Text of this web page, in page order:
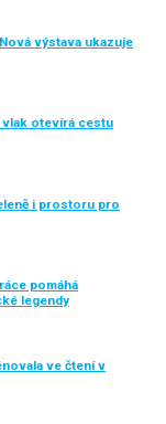
výstava ukazuje
vlak otevírá cestu
i prostoru pro
pomáhá
legendy
ve čtení v